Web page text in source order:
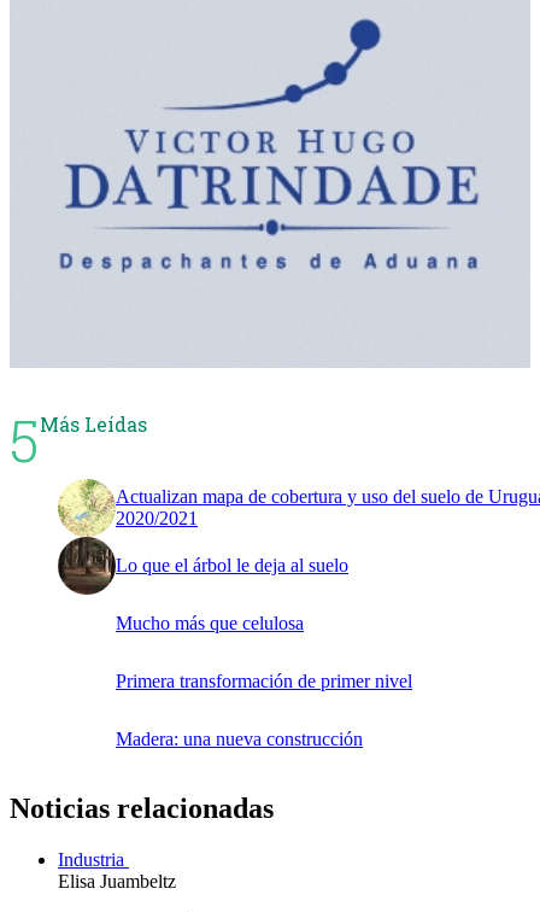
5Más Leídas
Actualizan mapa de cobertura y uso del suelo de
2020/2021
Lo que el árbol le deja al suelo
Mucho más que celulosa
Primera transformación de primer nivel
Madera: una nueva construcción
Noticias relacionadas
Industria
Elisa Juambeltz